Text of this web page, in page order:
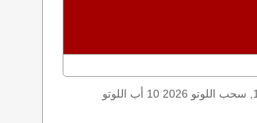
اليكم نتائج اللوتو الأثنين, الأثنين 2026-08-10, سحب اللوتو 2026-08-10, سحب اللوتو 2026 10 أب اللوتو, loto, lotto, نتيجة اللوتو, نتيجة اللوتو ٢٤٣٩ نتيجة اللوتو 2439, اللوتو ٢٤٣٩, لوتو اليوم